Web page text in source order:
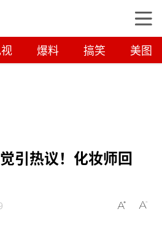
爆料 搞笑 美图
引热议！化妆师回